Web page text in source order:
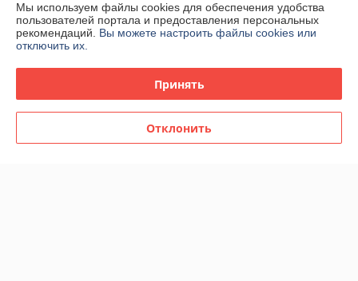
Полная версия сайта
Политика обработки cookies
Сайт создан на платформе Deal.by
Мы используем файлы cookies для обеспечения удобства
пользователей портала и предоставления персональных
рекомендаций. Вы можете настроить файлы cookies или
отключить их.
Принять
Отклонить